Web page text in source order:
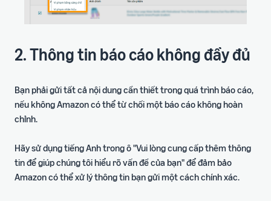
2. Thông tin báo cáo không đầy đủ
Bạn phải gửi tất cả nội dung cần thiết trong quá trình báo cáo,
nếu không Amazon có thể từ chối một báo cáo không hoàn
chỉnh.
Hãy sử dụng tiếng Anh trong ô "Vui lòng cung cấp thêm thông
tin để giúp chúng tôi hiểu rõ vấn đề của bạn" để đảm bảo
Amazon có thể xử lý thông tin bạn gửi một cách chính xác.